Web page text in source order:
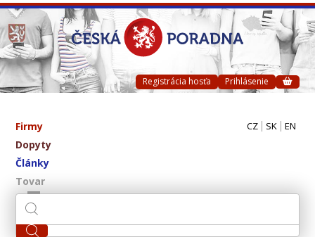
Registrácia hosťa Prihlásenie
Firmy
Dopyty
Články
Tovar
CZ SK EN